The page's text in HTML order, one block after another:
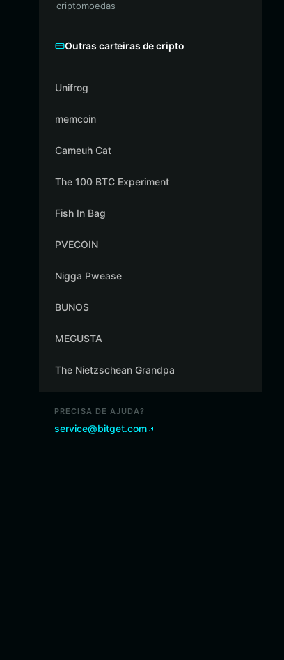
criptomoedas
Outras carteiras de cripto
Unifrog
memcoin
Cameuh Cat
The 100 BTC Experiment
Fish In Bag
PVECOIN
Nigga Pwease
BUNOS
MEGUSTA
The Nietzschean Grandpa
PRECISA DE AJUDA?
service@bitget.com